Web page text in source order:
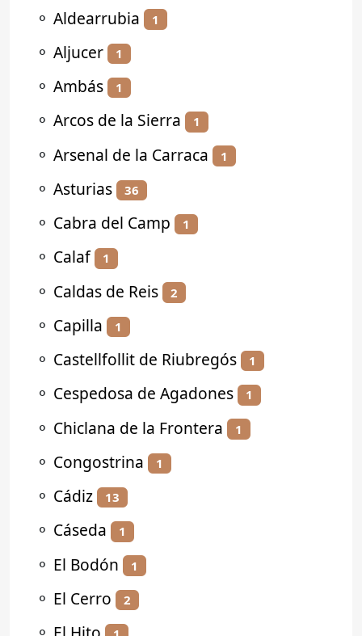
⚬ Aldearrubia 1
⚬ Aljucer 1
⚬ Ambás 1
⚬ Arcos de la Sierra 1
⚬ Arsenal de la Carraca 1
⚬ Asturias 36
⚬ Cabra del Camp 1
⚬ Calaf 1
⚬ Caldas de Reis 2
⚬ Capilla 1
⚬ Castellfollit de Riubregós 1
⚬ Cespedosa de Agadones 1
⚬ Chiclana de la Frontera 1
⚬ Congostrina 1
⚬ Cádiz 13
⚬ Cáseda 1
⚬ El Bodón 1
⚬ El Cerro 2